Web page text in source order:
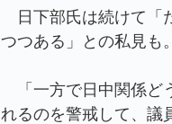
日下部氏は続けて「
つつある」との私見も。
「一方で日中関係ど
れるのを警戒して、議